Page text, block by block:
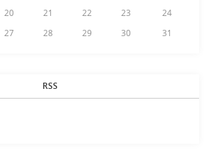
20 21 22 23
24
27 28 29 30 31
RSS